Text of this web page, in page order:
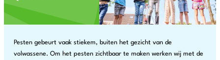
Pesten gebeurt vaak stiekem, buiten het gezicht van de
volwassene. Om het pesten zichtbaar te maken werken wij met de